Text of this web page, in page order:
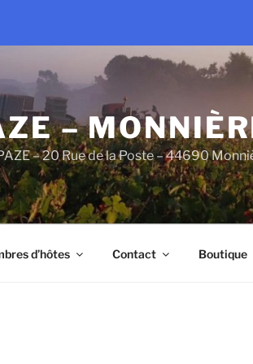
–
– 20 Rue de la Poste – 44690
d’hôtes Contact Boutique